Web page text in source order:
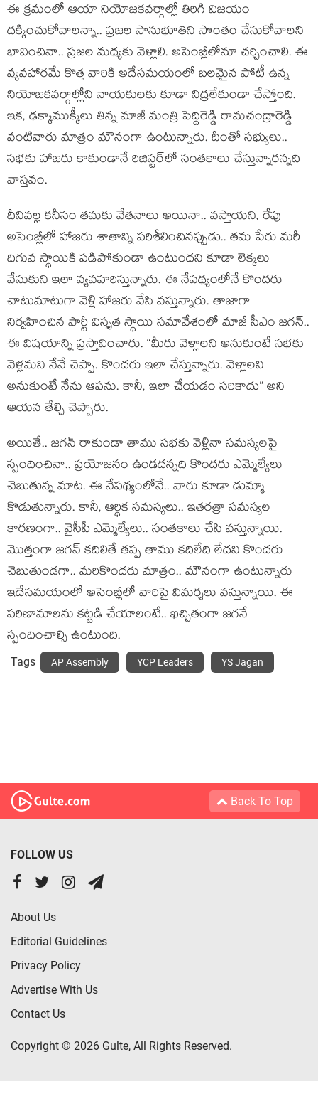
ఈ క్ర‌మంలో ఆయా నియోజ‌క‌వ‌ర్గాల్లో తిరిగి విజ‌యం
ద‌క్కించుకోవాల‌న్నా.. ప్ర‌జ‌ల సానుభూతిని సొంతం చేసుకోవాల‌ని
భావించినా.. ప్ర‌జ‌ల మ‌ధ్య‌కు వెళ్లాలి. అసెంబ్లీలోనూ చ‌ర్చించాలి. ఈ
వ్య‌వ‌హార‌మే కొత్త వారికి అదేస‌మ‌యంలో బ‌ల‌మైన పోటీ ఉన్న
నియోజ‌క‌వ‌ర్గాల్లోని నాయ‌కుల‌కు కూడా నిద్ర‌లేకుండా చేస్తోంది.
ఇక, ఢ‌క్కాముక్కీలు తిన్న మాజీ మంత్రి పెద్దిరెడ్డి రామ‌చంద్రారెడ్డి
వంటివారు మాత్రం మౌనంగా ఉంటున్నారు. దీంతో స‌భ్యులు..
స‌భ‌కు హాజ‌రు కాకుండానే రిజిస్ట‌ర్‌లో సంత‌కాలు చేస్తున్నార‌న్న‌ది
వాస్తవం.
దీనివ‌ల్ల క‌నీసం త‌మ‌కు వేత‌నాలు అయినా.. వ‌స్తాయ‌ని, రేపు
అసెంబ్లీలో హాజ‌రు శాతాన్ని ప‌రిశీలించిన‌ప్పుడు.. త‌మ పేరు మ‌రీ
దిగువ స్థాయికి ప‌డిపోకుండా ఉంటుంద‌ని కూడా లెక్క‌లు
వేసుకుని ఇలా వ్య‌వ‌హరిస్తున్నారు. ఈ నేప‌థ్యంలోనే కొంద‌రు
చాటుమాటుగా వెళ్లి హాజ‌రు వేసి వ‌స్తున్నారు. తాజాగా
నిర్వ‌హించిన పార్టీ విస్తృత స్థాయి స‌మావేశంలో మాజీ సీఎం జ‌గ‌న్‌..
ఈ విష‌యాన్ని ప్ర‌స్తావించారు. “మీరు వెళ్లాల‌ని అనుకుంటే స‌భ‌కు
వెళ్ల‌మ‌ని నేనే చెప్పా. కొంద‌రు ఇలా చేస్తున్నారు. వెళ్లాల‌ని
అనుకుంటే నేను ఆప‌ను. కానీ, ఇలా చేయ‌డం స‌రికాదు” అని
ఆయ‌న తేల్చి చెప్పారు.
అయితే.. జ‌గ‌న్ రాకుండా తాము స‌భ‌కు వెళ్లినా స‌మ‌స్య‌ల‌పై
స్పందించినా.. ప్ర‌యోజ‌నం ఉండ‌ద‌న్న‌ది కొంద‌రు ఎమ్మెల్యేలు
చెబుతున్న మాట‌. ఈ నేప‌థ్యంలోనే.. వారు కూడా డుమ్మా
కొడుతున్నారు. కానీ, ఆర్థిక స‌మ‌స్య‌లు.. ఇత‌ర‌త్రా స‌మ‌స్య‌ల
కార‌ణంగా.. వైసీపీ ఎమ్మెల్యేలు.. సంత‌కాలు చేసి వ‌స్తున్నాయి.
మొత్తంగా జ‌గ‌న్ క‌దిలితే త‌ప్ప తాము క‌దిలేది లేద‌ని కొంద‌రు
చెబుతుండగా.. మ‌రికొంద‌రు మాత్రం.. మౌనంగా ఉంటున్నారు
ఇదేస‌మ‌యంలో అసెంబ్లీలో వారిపై విమ‌ర్శ‌లు వ‌స్తున్నాయి. ఈ
ప‌రిణామాల‌ను క‌ట్ట‌డి చేయాలంటే.. ఖ‌చ్చితంగా జ‌గ‌నే
స్పందించాల్సి ఉంటుంది.
Tags AP Assembly YCP Leaders YS Jagan
Back To Top
FOLLOW US
About Us
Editorial Guidelines
Privacy Policy
Advertise With Us
Contact Us
Copyright © 2026 Gulte, All Rights Reserved.